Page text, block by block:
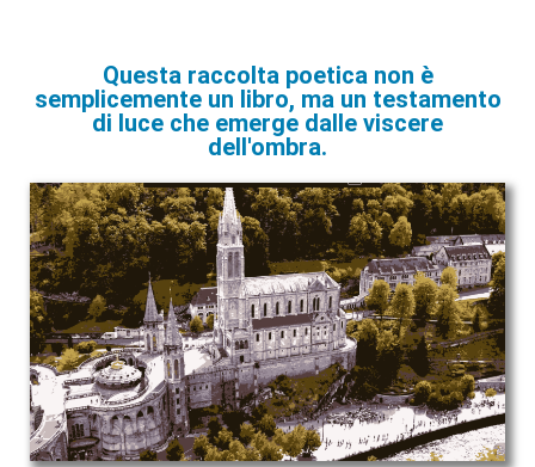
Questa raccolta poetica non è
semplicemente un libro, ma un testamento
di luce che emerge dalle viscere
dell'ombra.